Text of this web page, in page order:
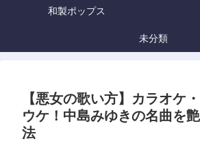
和製ポップス
未分類
【悪女の歌い方】カラオケ
ウケ！中島みゆきの名曲を
法